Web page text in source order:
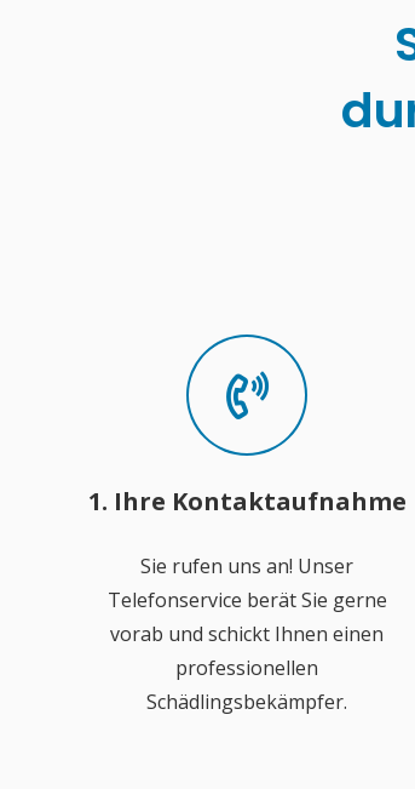
1. Ihre Kontaktaufnahme
Sie rufen uns an! Unser
Telefonservice berät Sie gerne
vorab und schickt Ihnen einen
professionellen
Schädlingsbekämpfer.